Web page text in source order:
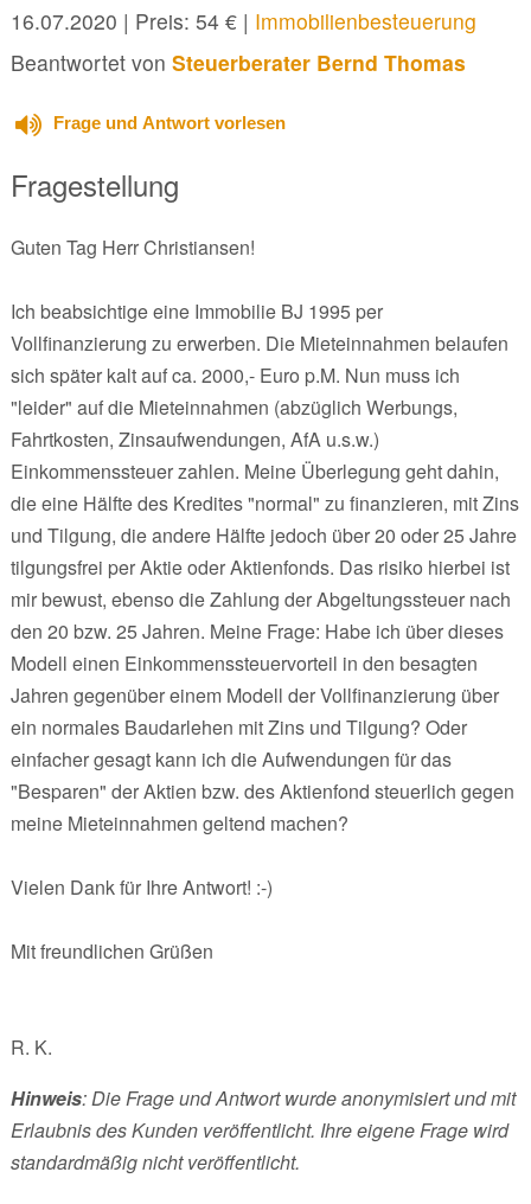
16.07.2020 | Preis: 54 € | Immobilienbesteuerung
Beantwortet von Steuerberater Bernd Thomas
Frage und Antwort vorlesen
Fragestellung
Guten Tag Herr Christiansen!
Ich beabsichtige eine Immobilie BJ 1995 per
Vollfinanzierung zu erwerben. Die Mieteinnahmen belaufen
sich später kalt auf ca. 2000,- Euro p.M. Nun muss ich
"leider" auf die Mieteinnahmen (abzüglich Werbungs,
Fahrtkosten, Zinsaufwendungen, AfA u.s.w.)
Einkommenssteuer zahlen. Meine Überlegung geht dahin,
die eine Hälfte des Kredites "normal" zu finanzieren, mit Zins
und Tilgung, die andere Hälfte jedoch über 20 oder 25 Jahre
tilgungsfrei per Aktie oder Aktienfonds. Das risiko hierbei ist
mir bewust, ebenso die Zahlung der Abgeltungssteuer nach
den 20 bzw. 25 Jahren. Meine Frage: Habe ich über dieses
Modell einen Einkommenssteuervorteil in den besagten
Jahren gegenüber einem Modell der Vollfinanzierung über
ein normales Baudarlehen mit Zins und Tilgung? Oder
einfacher gesagt kann ich die Aufwendungen für das
"Besparen" der Aktien bzw. des Aktienfond steuerlich gegen
meine Mieteinnahmen geltend machen?
Vielen Dank für Ihre Antwort! :-)
Mit freundlichen Grüßen
R. K.
Hinweis: Die Frage und Antwort wurde anonymisiert und mit
Erlaubnis des Kunden veröffentlicht. Ihre eigene Frage wird
standardmäßig nicht veröffentlicht.